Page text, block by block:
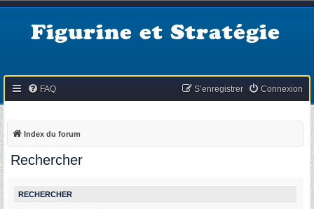
Figurine et Stratégie
FAQ Connexion
S’enregistrer
Index du forum
Rechercher
RECHERCHER